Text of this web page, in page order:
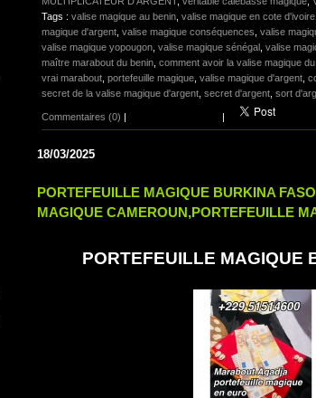
Tags : valise magique au benin, valise magique en cote d'ivoire
magique d'argent, valise magique conséquences, valise
valise magique yopougon, valise magique sénégal , valise
maître marabout du benin, comment avoir la valise magique
vrai marabout, portefeuille magique, valise magique d'argent,
secret de la valise magique d'argent, secret d'argent, sort
Commentaires (0)
18/03/2025
PORTEFEUILLE MAGIQUE BURKINA
MAGIQUE CAMEROUN,PORTEFEUILLE
PORTEFEUILLE MAGIQUE